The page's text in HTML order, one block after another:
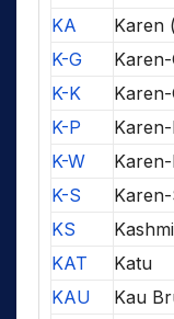
KA
Karen
K-G
K-K
K-P
K-W
K-S
KS
KAT
Katu
KAU
Kau